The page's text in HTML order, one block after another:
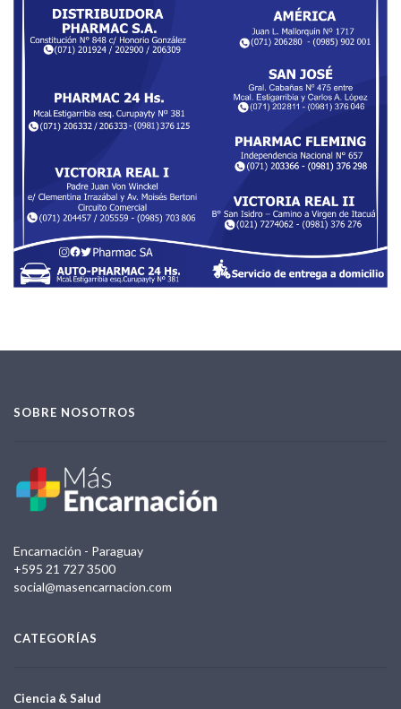
SOBRE NOSOTROS
Encarnación - Paraguay
+595 21 727 3500
social@masencarnacion.com
CATEGORÍAS
Ciencia & Salud